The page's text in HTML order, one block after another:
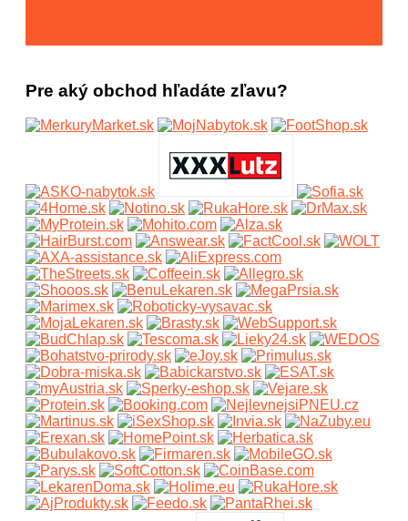
Pre aký obchod hľadáte zľavu?